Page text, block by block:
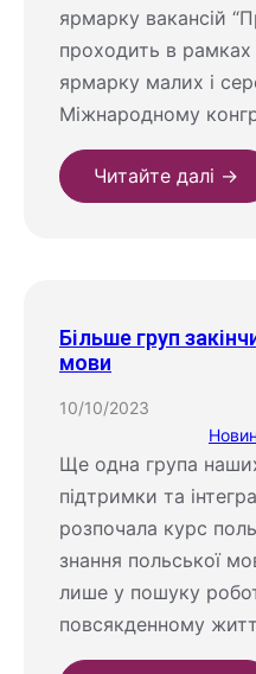
ярмарку вакансій
проходить в
ярмарку малих і
Міжнародному
Читайте далі →
Більше груп
мови
10/10/2023
Ще одна група
підтримки та
розпочала курс
знання польської
лише у пошуку
повсякденному